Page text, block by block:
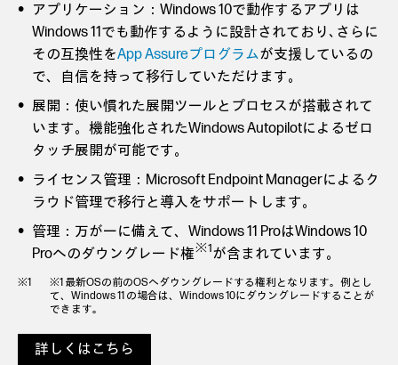
アプリケーション：Windows 10で動作するアプリは
Windows 11でも動作するように設計されており､さらに
その互換性をApp Assureプログラムが支援しているの
で、自信を持って移行していただけます。
展開：使い慣れた展開ツールとプロセスが搭載されて
います。機能強化されたWindows Autopilotによるゼロ
タッチ展開が可能です。
ライセンス管理：Microsoft Endpoint Managerによるク
ラウド管理で移行と導入をサポートします。
管理：万が一に備えて、Windows 11 ProはWindows 10
Proへのダウングレード権※1が含まれています。
※1 最新OSの前のOSへダウングレードする権利となります。例とし
て、Windows 11 の場合は、Windows 10にダウングレードすることが
できます。
詳しくはこちら